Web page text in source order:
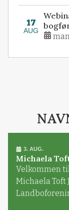
17
AUG
3. AUG.
Michaela
Velkommen
Michaela Toft